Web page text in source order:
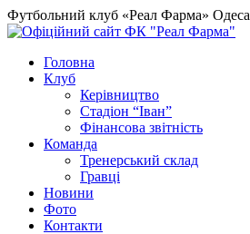
Футбольний клуб «Реал Фарма» Одеса
Головна
Клуб
Керівництво
Стадіон “Іван”
Фінансова звітність
Команда
Тренерський склад
Гравці
Новини
Фото
Контакти